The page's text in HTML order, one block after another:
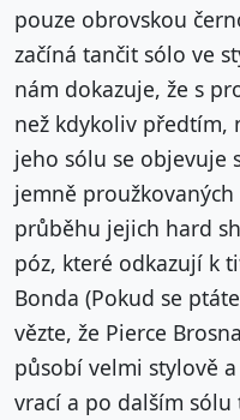
pouze obrovskou
začíná tančit sólo ve
nám dokazuje, že s
než kdykoliv předtím,
jeho sólu se objevuje
jemně
průběhu jejich hard
póz, které odkazují k
Bonda (Pokud se
vězte, že Pierce
působí velmi stylově
vrací a po dalším